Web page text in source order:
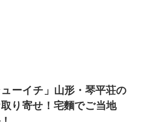
ーイチ」山形・琴平荘の
り寄せ！宅麵でご当地